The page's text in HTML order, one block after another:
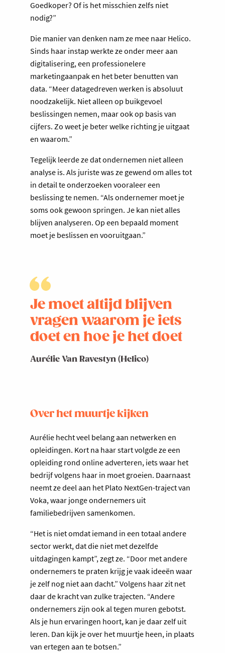
Goedkoper? Of is het misschien zelfs niet
nodig?”
Die manier van denken nam ze mee naar Helico.
Sinds haar instap werkte ze onder meer aan
digitalisering, een professionelere
marketingaanpak en het beter benutten van
data. “Meer datagedreven werken is absoluut
noodzakelijk. Niet alleen op buikgevoel
beslissingen nemen, maar ook op basis van
cijfers. Zo weet je beter welke richting je uitgaat
en waarom.”
Tegelijk leerde ze dat ondernemen niet alleen
analyse is. Als juriste was ze gewend om alles tot
in detail te onderzoeken vooraleer een
beslissing te nemen. “Als ondernemer moet je
soms ook gewoon springen. Je kan niet alles
blijven analyseren. Op een bepaald moment
moet je beslissen en vooruitgaan.”
Je moet altijd blijven
vragen waarom je iets
doet en hoe je het doet
Aurélie Van Ravestyn (Helico)
Over het muurtje kijken
Aurélie hecht veel belang aan netwerken en
opleidingen. Kort na haar start volgde ze een
opleiding rond online adverteren, iets waar het
bedrijf volgens haar in moet groeien. Daarnaast
neemt ze deel aan het Plato NextGen-traject van
Voka, waar jonge ondernemers uit
familiebedrijven samenkomen.
“Het is niet omdat iemand in een totaal andere
sector werkt, dat die niet met dezelfde
uitdagingen kampt”, zegt ze. “Door met andere
ondernemers te praten krijg je vaak ideeën waar
je zelf nog niet aan dacht.” Volgens haar zit net
daar de kracht van zulke trajecten. “Andere
ondernemers zijn ook al tegen muren gebotst.
Als je hun ervaringen hoort, kan je daar zelf uit
leren. Dan kijk je over het muurtje heen, in plaats
van ertegen aan te botsen.”